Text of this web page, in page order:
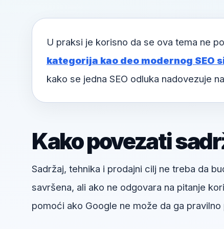
U praksi je korisno da se ova tema ne
kategorija kao deo modernog SEO
kako se jedna SEO odluka nadovezuje
Kako povezati
Sadržaj, tehnika i prodajni cilj ne treba da
savršena, ali ako ne odgovara na pitanje
pomoći ako Google ne može da ga pravilno